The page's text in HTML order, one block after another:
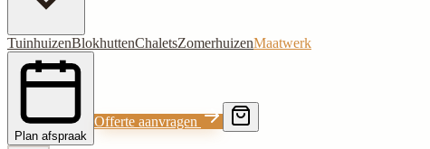
TuinhuizenBlokhuttenChaletsZomerhuizenMaatwerk
Plan afspraak
Offerte aanvragen